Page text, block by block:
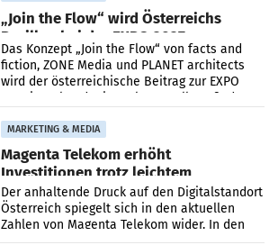
„Join the Flow“ wird Österreichs
Pavillon bei der EXPO 2027
Das Konzept „Join the Flow“ von facts and
fiction, ZONE Media und PLANET architects
wird der österreichische Beitrag zur EXPO
2027 in Belgrad. Die Weltausstellung findet
MARKETING & MEDIA
Magenta Telekom erhöht
Investitionen trotz leichtem
Umsatzrückgang
Der anhaltende Druck auf den Digitalstandort
Österreich spiegelt sich in den aktuellen
Zahlen von Magenta Telekom wider. In den
ersten sechs Monaten des laufenden Jahres